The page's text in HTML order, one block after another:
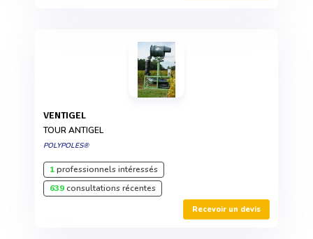
VENTIGEL
TOUR ANTIGEL
POLYPOLES®
1professionnels intéressés
639consultations récentes
Recevoir un devis